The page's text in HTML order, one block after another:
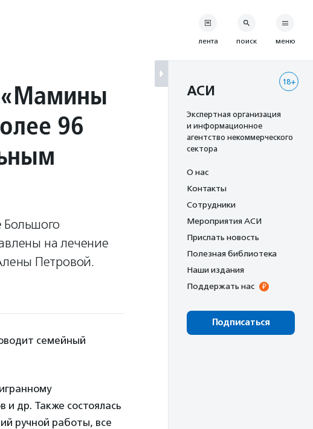
«Мамины
96
Большого
на лечение
Петровой.
семейный
и др. Также состоялась
ручной работы, все
лента поиск меню
18+
АСИ
Экспертная организация
и информационное
агентство некоммерческого
сектора
О нас
Контакты
Сотрудники
Мероприятия АСИ
Прислать новость
Полезная библиотека
Наши издания
Поддержать нас
Подписаться